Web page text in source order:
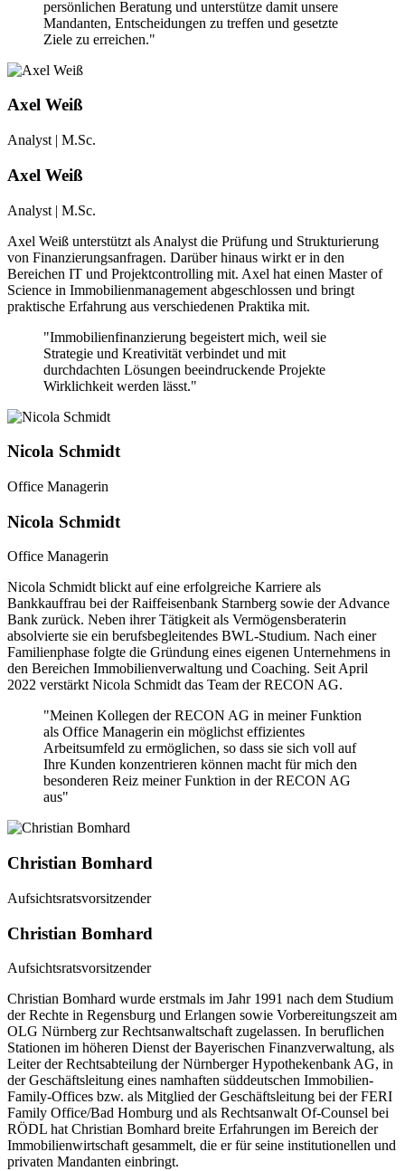
persönlichen Beratung und unterstütze damit unsere
Mandanten, Entscheidungen zu treffen und gesetzte
Ziele zu erreichen."
Axel Weiß
Analyst | M.Sc.
Axel Weiß
Analyst | M.Sc.
Axel Weiß unterstützt als Analyst die Prüfung und Strukturierung
von Finanzierungsanfragen. Darüber hinaus wirkt er in den
Bereichen IT und Projektcontrolling mit. Axel hat einen Master of
Science in Immobilienmanagement abgeschlossen und bringt
praktische Erfahrung aus verschiedenen Praktika mit.
"Immobilienfinanzierung begeistert mich, weil sie
Strategie und Kreativität verbindet und mit
durchdachten Lösungen beeindruckende Projekte
Wirklichkeit werden lässt."
Nicola Schmidt
Office Managerin
Nicola Schmidt
Office Managerin
Nicola Schmidt blickt auf eine erfolgreiche Karriere als
Bankkauffrau bei der Raiffeisenbank Starnberg sowie der Advance
Bank zurück. Neben ihrer Tätigkeit als Vermögensberaterin
absolvierte sie ein berufsbegleitendes BWL-Studium. Nach einer
Familienphase folgte die Gründung eines eigenen Unternehmens in
den Bereichen Immobilienverwaltung und Coaching. Seit April
2022 verstärkt Nicola Schmidt das Team der RECON AG.
"Meinen Kollegen der RECON AG in meiner Funktion
als Office Managerin ein möglichst effizientes
Arbeitsumfeld zu ermöglichen, so dass sie sich voll auf
Ihre Kunden konzentrieren können macht für mich den
besonderen Reiz meiner Funktion in der RECON AG
aus"
Christian Bomhard
Aufsichtsratsvorsitzender
Christian Bomhard
Aufsichtsratsvorsitzender
Christian Bomhard wurde erstmals im Jahr 1991 nach dem Studium
der Rechte in Regensburg und Erlangen sowie Vorbereitungszeit am
OLG Nürnberg zur Rechtsanwaltschaft zugelassen. In beruflichen
Stationen im höheren Dienst der Bayerischen Finanzverwaltung, als
Leiter der Rechtsabteilung der Nürnberger Hypothekenbank AG, in
der Geschäftsleitung eines namhaften süddeutschen Immobilien-
Family-Offices bzw. als Mitglied der Geschäftsleitung bei der FERI
Family Office/Bad Homburg und als Rechtsanwalt Of-Counsel bei
RÖDL hat Christian Bomhard breite Erfahrungen im Bereich der
Immobilienwirtschaft gesammelt, die er für seine institutionellen und
privaten Mandanten einbringt.